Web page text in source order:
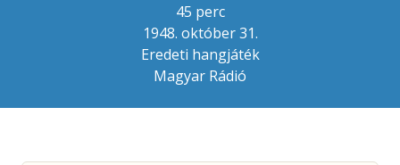
45 perc
1948. október 31.
Eredeti hangjáték
Magyar Rádió